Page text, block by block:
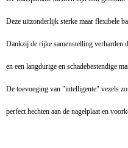
Deze uitzonderlijk sterke maar flexibele
Dankzij de rijke samenstelling verharden
en een langdurige en schadebestendige
De toevoeging van "intelligente" vezels
perfect hechten aan de nagelplaat en